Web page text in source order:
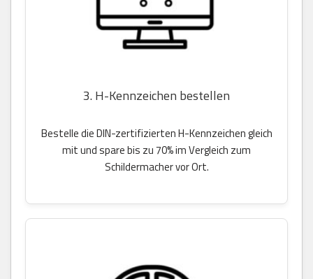
3. H-Kennzeichen bestellen
Bestelle die DIN-zertifizierten H-Kennzeichen gleich
mit und spare bis zu 70% im Vergleich zum
Schildermacher vor Ort.